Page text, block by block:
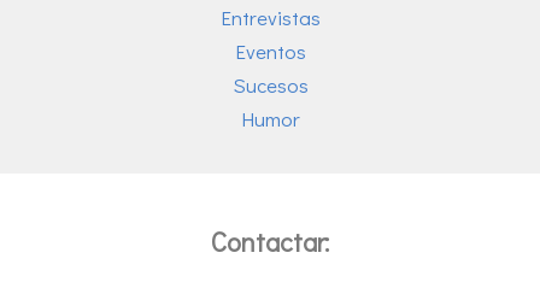
Entrevistas
Eventos
Sucesos
Humor
Contactar: